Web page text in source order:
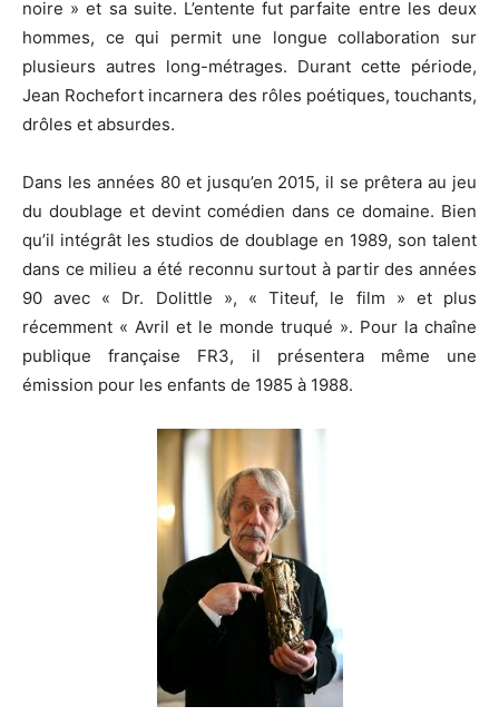
noire » et sa suite. L’entente fut parfaite entre les deux
hommes, ce qui permit une longue collaboration sur
plusieurs autres long-métrages. Durant cette période,
Jean Rochefort incarnera des rôles poétiques, touchants,
drôles et absurdes.
Dans les années 80 et jusqu’en 2015, il se prêtera au jeu
du doublage et devint comédien dans ce domaine. Bien
qu’il intégrât les studios de doublage en 1989, son talent
dans ce milieua été reconnu surtout à partir des années
90 avec « Dr. Dolittle », «Titeuf, le film » et plus
récemment « Avril et le monde truqué ». Pour la chaîne
publique française FR3, il présentera même une
émission pour les enfants de 1985 à 1988.